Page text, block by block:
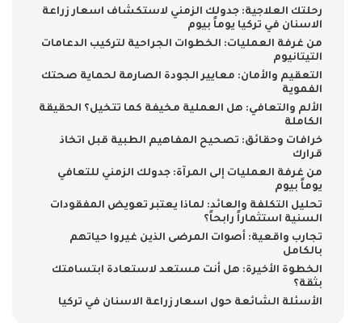
رحلتك العلاجية: جدولك الزمني لاستكشاف اسعار زراعة
الاسنان في تركيا يوماً بيوم
من غرفة العمليات: الخطوات الجراحية لتركيب الدعامات
التيتانيوم
التعقيم والأمان: معايير الجودة الصارمة لحماية صحتك
الفموية
الألم والتعافي: هل العملية مخيفة كما تتخيل؟ الحقيقة
الكاملة
خرافات وحقائق: تصحيح المفاهيم الطبية قبل اتخاذ
قرارك
من غرفة العمليات إلى المرآة: جدولك الزمني للتعافي
يوماً بيوم
تحليل التكلفة والعائد: لماذا يعتبر تعويض المفقودات
السنية استثماراً رابحاً؟
تجارب واقعية: أصوات المرضى الذين غيروا حياتهم
بالكامل
الخطوة الأخيرة: هل أنت مستعد لاستعادة ابتسامتك
بثقة؟
الأسئلة الشائعة حول اسعار زراعة الاسنان في تركيا